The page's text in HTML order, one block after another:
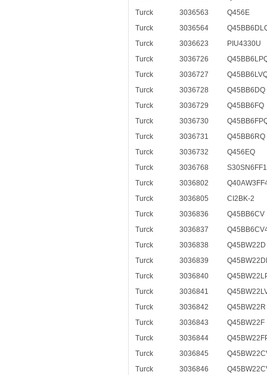
Turck
3036563
Q456E
Turck
3036564
Turck
3036623
PIU4330U
Turck
3036726
Turck
3036727
Turck
3036728
Q45BB6DQ
Turck
3036729
Q45BB6FQ
Turck
3036730
Turck
3036731
Q45BB6RQ
Turck
3036732
Q456EQ
Turck
3036768
Turck
3036802
Turck
3036805
CI2BK-2
Turck
3036836
Q45BB6CV
Turck
3036837
Turck
3036838
Q45BW22D
Turck
3036839
Turck
3036840
Turck
3036841
Turck
3036842
Q45BW22R
Turck
3036843
Q45BW22F
Turck
3036844
Turck
3036845
Turck
3036846